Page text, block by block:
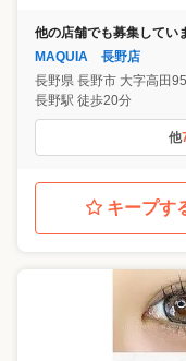
他の店舗でも募集してい
MAQUIA 長野店
長野県 長野市 大字高田
長野駅 徒歩20分
他
キープす